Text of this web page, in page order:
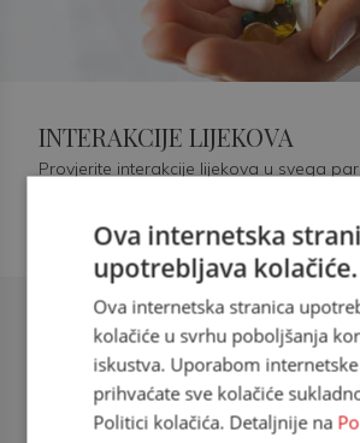
Šećerna bolest tip 2 =
doc. dr. sc. Višnja Kokić Maleš,
dr.med., specijalististica
INTERAKCIJE LIJEKOVA
Provjerite interakcije lijekova u svega
Ova internetska
upotrebljava kolačiće.
Ova internetska stranica
kolačiće u svrhu poboljšanja
iskustva. Uporabom
prihvaćate sve kolačiće
Politici kolačića. Detaljnije na